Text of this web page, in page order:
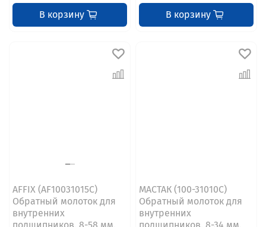
В корзину В корзину
AFFIX (AF10031015C)
Обратный молоток для
внутренних
МАСТАК (100-31010C)
Обратный молоток для
внутренних